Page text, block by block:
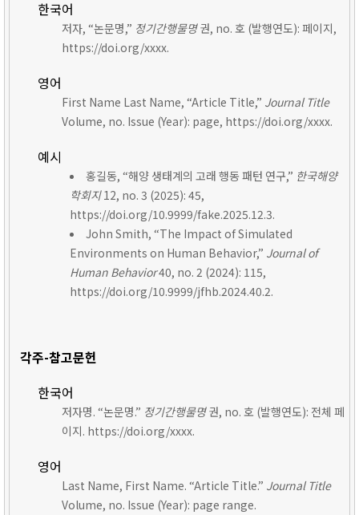
한국어
저자, “논문명,” 정기간행물명권, no. 호 (발행연도): 페이지,
https://doi.org/xxxx.
영어
First Name Last Name, “Article Title,” Journal Title
Volume, no. Issue (Year): page, https://doi.org/xxxx.
예시
홍길동, “해양 생태계의 고래 행동 패턴 연구,” 한국해양
학회지12, no. 3 (2025): 45,
https://doi.org/10.9999/fake.2025.12.3.
John Smith, “The Impact of Simulated
Environments on Human Behavior,” Journal of
Human Behavior40, no. 2 (2024): 115,
https://doi.org/10.9999/jfhb.2024.40.2.
각주-참고문헌
한국어
저자명. “논문명.” 정기간행물명권, no. 호 (발행연도): 전체 페
이지. https://doi.org/xxxx.
영어
Last Name, First Name. “Article Title.” Journal Title
Volume, no. Issue (Year): page range.